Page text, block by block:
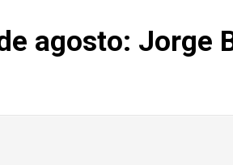
agosto: Jorge